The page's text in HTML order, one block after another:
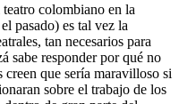
colombiano en la
pasado) es tal vez la
tan necesarios para
sabe responder por qué no
creen que sería maravilloso si
sobre el trabajo de los